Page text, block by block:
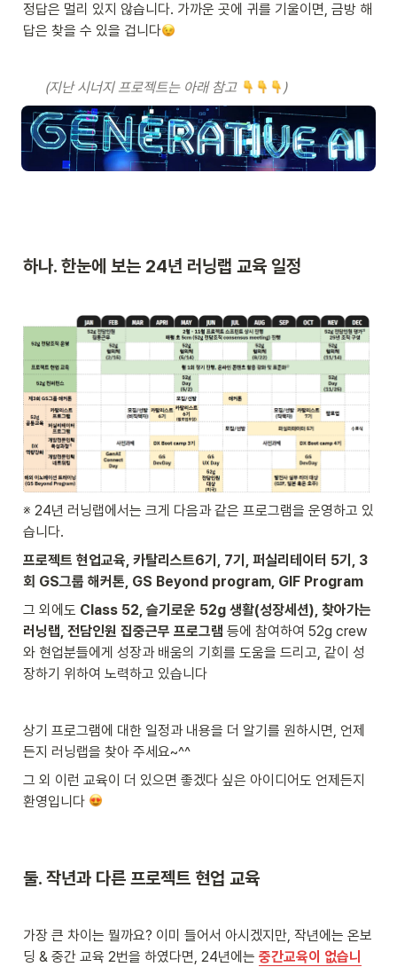
정답은 멀리 있지 않습니다. 가까운 곳에 귀를 기울이면, 금방 해
답은 찾을 수 있을 겁니다
(지난 시너지 프로젝트는 아래 참고 )
하나. 한눈에 보는 24년 러닝랩 교육 일정
※ 24년 러닝랩에서는 크게 다음과 같은 프로그램을 운영하고 있
습니다.
프로젝트 현업교육, 카탈리스트6기, 7기, 퍼실리테이터 5기, 3
회 GS그룹 해커톤, GS Beyond program, GIF Program
그 외에도 Class 52, 슬기로운 52g 생활(성장세션), 찾아가는
러닝랩, 전담인원 집중근무 프로그램 등에 참여하여 52g crew
와 현업분들에게 성장과 배움의 기회를 도움을 드리고, 같이 성
장하기 위하여 노력하고 있습니다
상기 프로그램에 대한 일정과 내용을 더 알기를 원하시면, 언제
든지 러닝랩을 찾아 주세요~^^
그 외 이런 교육이 더 있으면 좋겠다 싶은 아이디어도 언제든지
환영입니다
둘. 작년과 다른 프로젝트 현업 교육
가장 큰 차이는 뭘까요? 이미 들어서 아시겠지만, 작년에는 온보
딩 & 중간 교육 2번을 하였다면, 24년에는 중간교육이 없습니